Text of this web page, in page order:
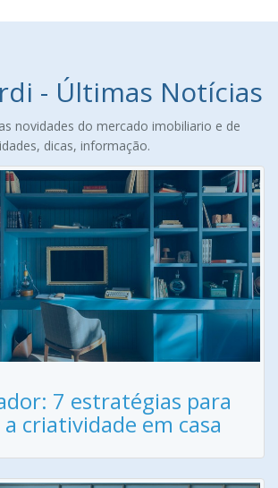
- Últimas Notícias
novidades do mercado imobiliario e de
dicas, informação.
7 estratégias para
criatividade em casa